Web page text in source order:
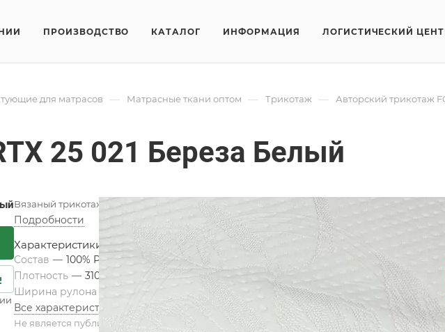
ПРОИЗВОДСТВО КАТАЛОГ ИНФОРМАЦИЯ ЛОГИСТИЧЕСКИЙ
для матрасов — Матрасные ткани оптом — Трикотаж — Авторский трикотаж
25 021 Береза Белый
Вязаный трикотаж для матрасов нашего производства отличается высокими
Подробности
Характеристики
Состав — 100% PES
Плотность — 310 гр/м2
Ширина рулона —
220 см
Все характеристики
Не является публичной офертой
Трикотаж
Арт.